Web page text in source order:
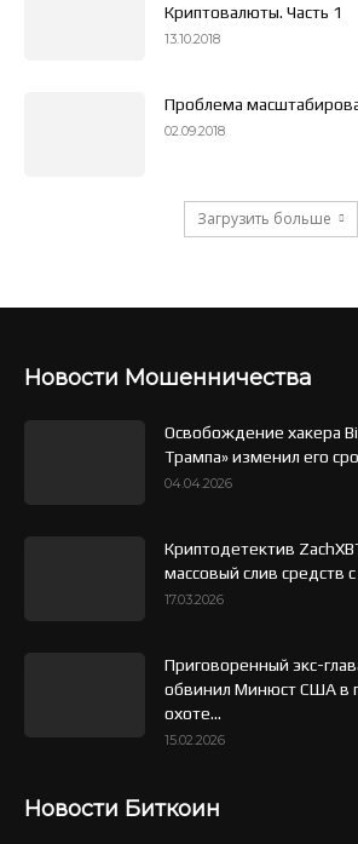
Криптовалюты. Часть 1
13.10.2018
Проблема
02.09.2018
Загрузить больше
Новости Мошенничества
Освобождение хакера
Трампа» изменил его
04.04.2026
Криптодетектив
массовый слив средств
17.03.2026
Приговоренный экс-
обвинил Минюст США в
охоте...
15.02.2026
Новости Биткоин